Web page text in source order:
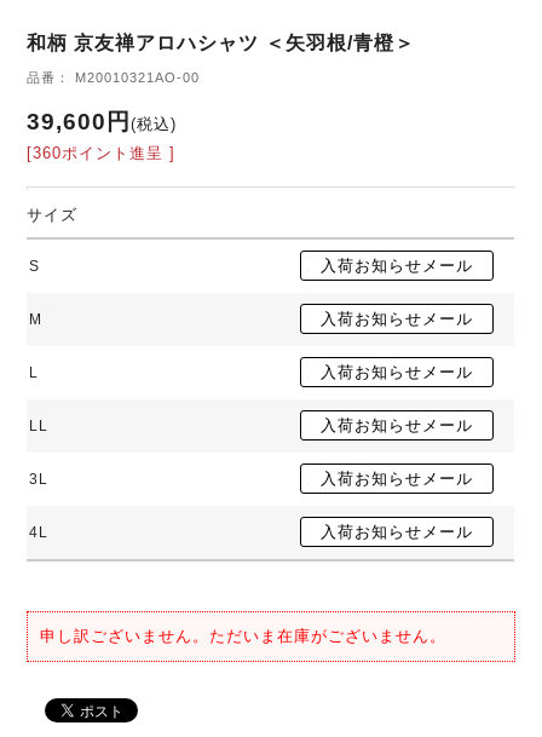
和柄 京友禅アロハシャツ ＜矢羽根/青橙＞
品番： M20010321AO-00
39,600円(税込)
[360ポイント進呈 ]
サイズ
S
M
L
LL
3L
4L
申し訳ございません。ただいま在庫がございません。